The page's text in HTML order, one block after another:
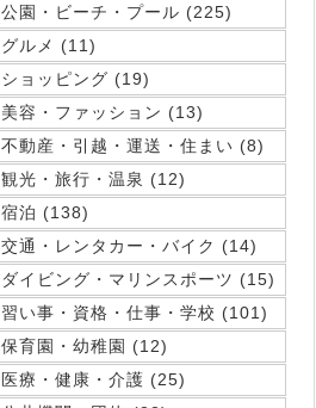
公園・ビーチ・プール (225)
グルメ (11)
ショッピング (19)
美容・ファッション (13)
不動産・引越・運送・住まい (8)
観光・旅行・温泉 (12)
宿泊 (138)
交通・レンタカー・バイク (14)
ダイビング・マリンスポーツ (15)
習い事・資格・仕事・学校 (101)
保育園・幼稚園 (12)
医療・健康・介護 (25)